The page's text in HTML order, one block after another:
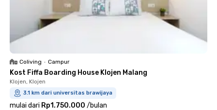
Coliving • Campur
Kost Fiffa Boarding House Klojen Malang
Klojen, Klojen
3.1 km dari universitas brawijaya
mulai dari Rp1.750.000 /bulan